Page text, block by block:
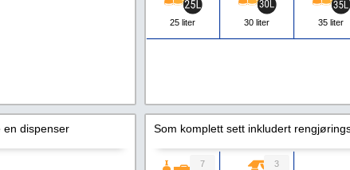
25 liter 30 liter 35 liter
en dispenser Som komplett sett inkludert
7 3